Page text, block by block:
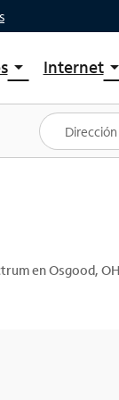
arrow_drop_down
One
ofertas
Internetarrow_drop_down
Planes
en Osgood, OH